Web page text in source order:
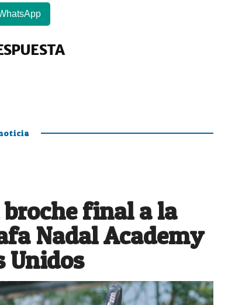
final a la
Nadal Academy
Unidos